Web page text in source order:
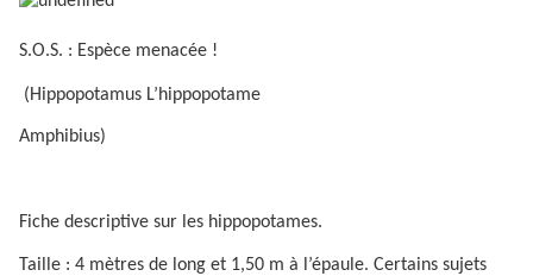
S.O.S. : Espèce menacée !
(Hippopotamus L’hippopotame
Amphibius)
Fiche descriptive sur les hippopotames.
Taille : 4 mètres de long et 1,50 m à l’épaule. Certains sujets